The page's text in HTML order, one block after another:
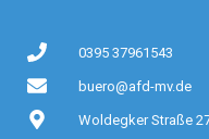
0395 37961543
buero@afd-mv.de
Woldegker Straße